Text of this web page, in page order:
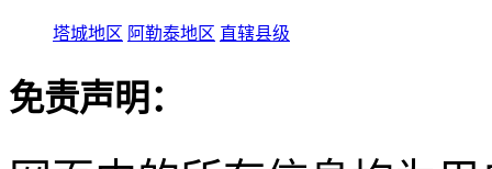
塔城地区 阿勒泰地区 直辖县级
免责声明：